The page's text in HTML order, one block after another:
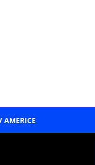
AMERICE